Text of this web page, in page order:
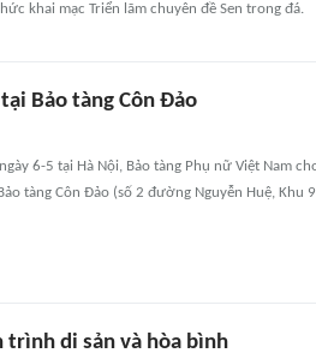
khai mạc Triển lãm chuyên đề Sen trong đá.
Bảo tàng Côn Đảo
6-5 tại Hà Nội, Bảo tàng Phụ nữ Việt Nam
tàng Côn Đảo (số 2 đường Nguyễn Huệ, Khu
trình di sản và hòa bình